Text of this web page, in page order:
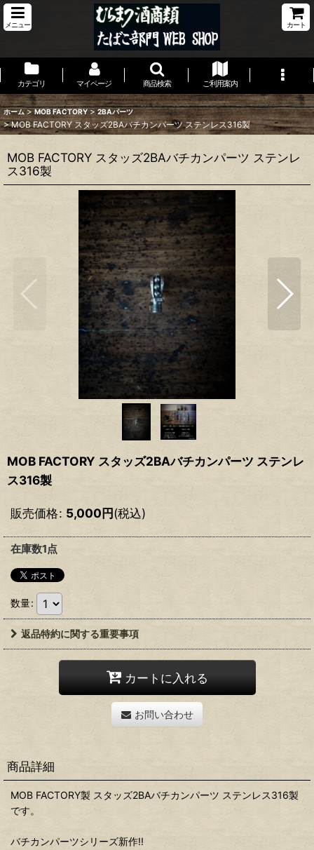
メニュー カート
カテゴリ マイページ 商品検索 ご利用案内
ホーム > MOB FACTORY > 2BAパーツ
> MOB FACTORY スタッズ2BAバチカンパーツ ステンレス316製
MOB FACTORY スタッズ2BAバチカンパーツ ステンレ
ス316製
MOB FACTORY スタッズ2BAバチカンパーツ ステンレ
ス316製
販売価格: 5,000円(税込)
在庫数1点
数量:
返品特約に関する重要事項
カートに入れる
お問い合わせ
商品詳細
MOB FACTORY製 スタッズ2BAバチカンパーツ ステンレス316製
です。
バチカンパーツシリーズ新作!!